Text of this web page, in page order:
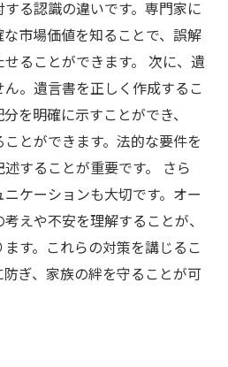
る認識の違いです。専門家に
市場価値を知ることで、誤解
ることができます。 次に、遺
。遺言書を正しく作成するこ
を明確に示すことができ、
とができます。法的な要件を
することが重要です。 さら
ケーションも大切です。オー
えや不安を理解することが、
す。これらの対策を講じるこ
ぎ、家族の絆を守ることが可